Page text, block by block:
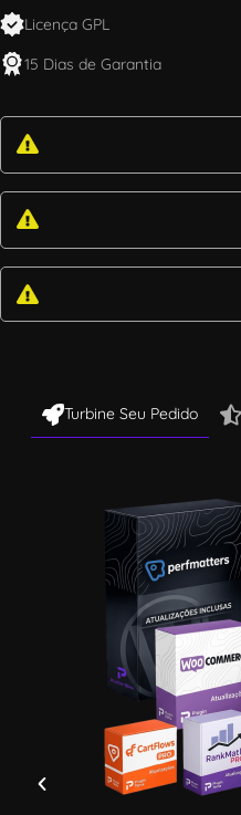
Licença GPL
15 Dias de Garantia
Turbine Seu Pedido